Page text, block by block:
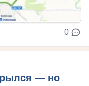
0
— но